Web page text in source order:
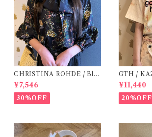
CHRISTINA ROHDE / Blo
use ( 12-14Y)
¥7,546
30%OFF
GTH / KAZ OMORI ペイン
トTee
¥11,440
20%OFF